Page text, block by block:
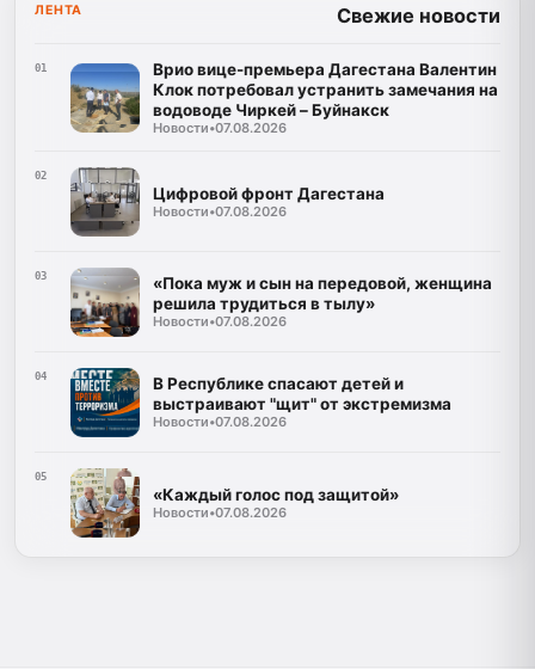
ЛЕНТА Свежие новости
01
Врио вице-премьера Дагестана Валентин
Клок потребовал устранить замечания на
водоводе Чиркей – Буйнакск
Новости•07.08.2026
02
Цифровой фронт Дагестана
Новости•07.08.2026
03
«Пока муж и сын на передовой, женщина
решила трудиться в тылу»
Новости•07.08.2026
04
В Республике спасают детей и
выстраивают "щит" от экстремизма
Новости•07.08.2026
05
«Каждый голос под защитой»
Новости•07.08.2026